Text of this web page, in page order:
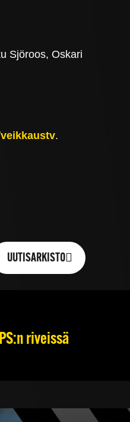
Sjöroos, Oskari
.
UUTISARKISTO
riveissä